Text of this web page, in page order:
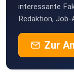
interessante
Redaktion, Job-
Zur